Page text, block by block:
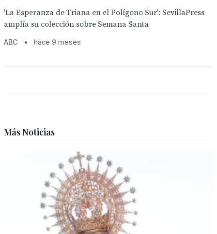
'La Esperanza de Triana en el Polígono Sur': SevillaPress
amplía su colección sobre Semana Santa
ABC • hace 9 meses
Más Noticias